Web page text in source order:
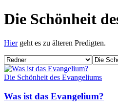
Die Schönheit
Hiergeht es zu älteren Predigten.
Die Schönheit des Evangeliums
Was ist das Evangelium?